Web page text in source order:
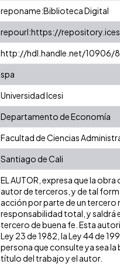
reponame:Biblioteca Digital
repourl:https://
http://hdl.handle.net/10906/
spa
Universidad Icesi
Departamento de Economía
Facultad de Ciencias
Santiago de Cali
EL AUTOR, expresa que la
autor de terceros, y de tal
acción por parte de un tercero
responsabilidad total, y saldrá
tercero de buena fe. Esta
Ley 23 de 1982, la Ley 44 de
persona que consulte ya sea
título del trabajo y el autor.